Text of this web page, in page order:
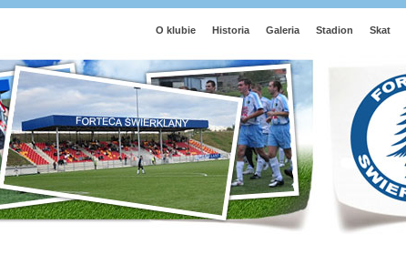
O klubie Historia Galeria Stadion Skat